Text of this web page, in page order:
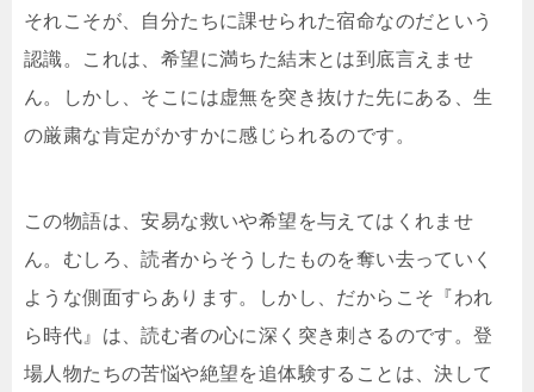
それこそが、自分たちに課せられた宿命なのだという
認識。これは、希望に満ちた結末とは到底言えませ
ん。しかし、そこには虚無を突き抜けた先にある、生
の厳粛な肯定がかすかに感じられるのです。
この物語は、安易な救いや希望を与えてはくれませ
ん。むしろ、読者からそうしたものを奪い去っていく
ような側面すらあります。しかし、だからこそ『われ
ら時代』は、読む者の心に深く突き刺さるのです。登
場人物たちの苦悩や絶望を追体験することは、決して